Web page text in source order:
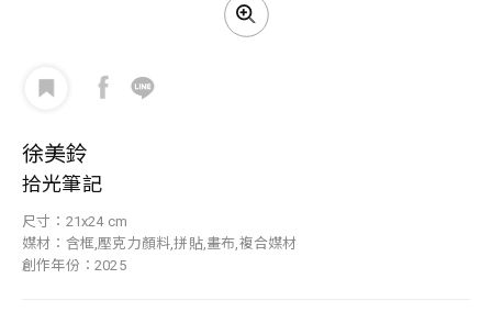
徐美鈴
拾光筆記
尺寸：21x24 cm
媒材：含框,壓克力顏料,拼貼,畫布,複合媒材
創作年份：2025